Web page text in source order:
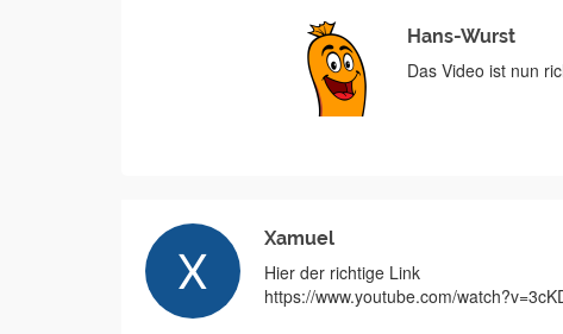
Hans-Wurst
Das Video ist nun
Xamuel
Hier der richtige Link
https://www.youtube.com/